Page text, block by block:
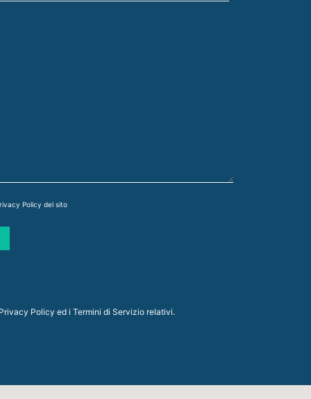
Policy del sito
Policy ed i Termini di Serviziorelativi.